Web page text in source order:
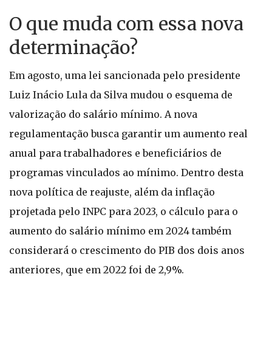
O que muda com essa nova
determinação?
Em agosto, uma lei sancionada pelo presidente
Luiz Inácio Lula da Silva mudou o esquema de
valorização do salário mínimo. A nova
regulamentação busca garantir um aumento real
anual para trabalhadores e beneficiários de
programas vinculados ao mínimo. Dentro desta
nova política de reajuste, além da inflação
projetada pelo INPC para 2023, o cálculo para o
aumento do salário mínimo em 2024 também
considerará o crescimento do PIB dos dois anos
anteriores, que em 2022 foi de 2,9%.